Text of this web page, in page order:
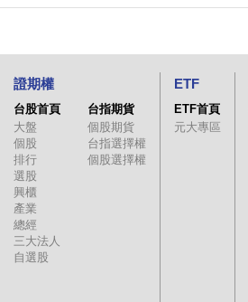
證期權
台股首頁
大盤
個股
排行
選股
興櫃
產業
總經
三大法人
自選股
台指期貨
個股期貨
台指選擇權
個股選擇權
ETF
ETF首頁
元大專區